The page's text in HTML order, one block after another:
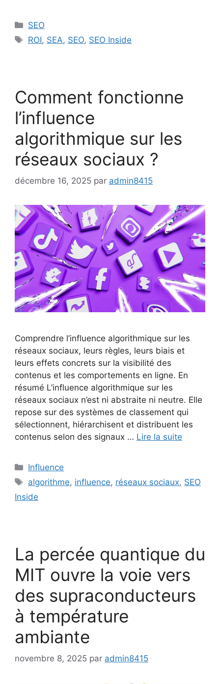
Catégories
SEO
Étiquettes
ROI, SEA, SEO, SEO Inside
Comment fonctionne
l’influence
algorithmique sur les
réseaux sociaux ?
décembre 16, 2025 par admin8415
Comprendre l’influence algorithmique sur les
réseaux sociaux, leurs règles, leurs biais et
leurs effets concrets sur la visibilité des
contenus et les comportements en ligne. En
résumé L’influence algorithmique sur les
réseaux sociaux n’est ni abstraite ni neutre. Elle
repose sur des systèmes de classement qui
sélectionnent, hiérarchisent et distribuent les
contenus selon des signaux … Lire la suite
Catégories
Influence
Étiquettes
algorithme, influence, réseaux sociaux, SEO
Inside
La percée quantique du
MIT ouvre la voie vers
des supraconducteurs
à température
ambiante
novembre 8, 2025 par admin8415